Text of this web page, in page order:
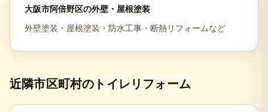
大阪市阿倍野区の外壁・屋根塗装
外壁塗装・屋根塗装・防水工事・断熱リフォームなど
近隣市区町村の トイレリフォーム